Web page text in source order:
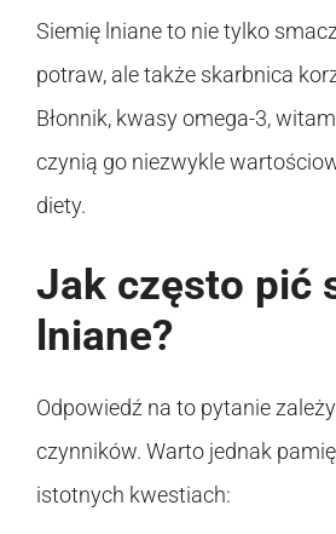
Siemię lniane to nie tylko
potraw, ale także skarbnica
Błonnik, kwasy omega-3,
czynią go niezwykle
diety.
Jak często pić
lniane?
Odpowiedź na to pytanie
czynników. Warto jednak
istotnych kwestiach: